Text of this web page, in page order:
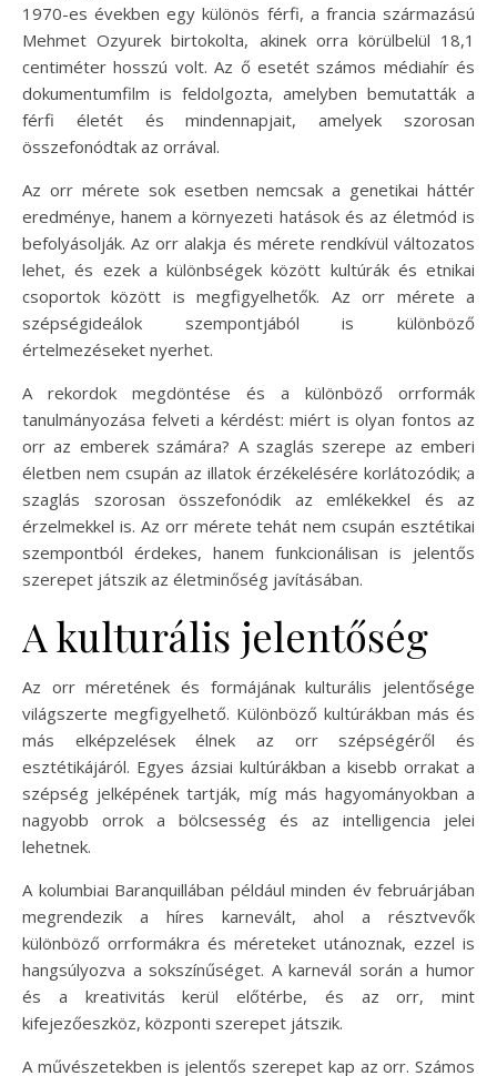
1970-es években egy különös férfi, a francia származású
Mehmet Ozyurek birtokolta, akinek orra körülbelül 18,1
centiméter hosszú volt. Az ő esetét számos médiahír és
dokumentumfilm is feldolgozta, amelyben bemutatták a
férfi életét és mindennapjait, amelyek szorosan
összefonódtak az orrával.
Az orr mérete sok esetben nemcsak a genetikai háttér
eredménye, hanem a környezeti hatások és az életmód is
befolyásolják. Az orr alakja és mérete rendkívül változatos
lehet, és ezek a különbségek között kultúrák és etnikai
csoportok között is megfigyelhetők. Az orr mérete a
szépségideálok szempontjából is különböző
értelmezéseket nyerhet.
A rekordok megdöntése és a különböző orrformák
tanulmányozása felveti a kérdést: miért is olyan fontos az
orr az emberek számára? A szaglás szerepe az emberi
életben nem csupán az illatok érzékelésére korlátozódik; a
szaglás szorosan összefonódik az emlékekkel és az
érzelmekkel is. Az orr mérete tehát nem csupán esztétikai
szempontból érdekes, hanem funkcionálisan is jelentős
szerepet játszik az életminőség javításában.
A kulturális jelentőség
Az orr méretének és formájának kulturális jelentősége
világszerte megfigyelhető. Különböző kultúrákban más és
más elképzelések élnek az orr szépségéről és
esztétikájáról. Egyes ázsiai kultúrákban a kisebb orrakat a
szépség jelképének tartják, míg más hagyományokban a
nagyobb orrok a bölcsesség és az intelligencia jelei
lehetnek.
A kolumbiai Baranquillában például minden év februárjában
megrendezik a híres karnevált, ahol a résztvevők
különböző orrformákra és méreteket utánoznak, ezzel is
hangsúlyozva a sokszínűséget. A karnevál során a humor
és a kreativitás kerül előtérbe, és az orr, mint
kifejezőeszköz, központi szerepet játszik.
A művészetekben is jelentős szerepet kap az orr. Számos